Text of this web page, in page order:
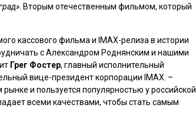
. Вторым отечественным фильмом, который
кассового фильма и IMAX-релиза в истории
с Александром Роднянским и нашими
Грег Фостер, главный исполнительный
вице-президент корпорации IMAX. –
и пользуется популярностью у российской
всеми качествами, чтобы стать самым